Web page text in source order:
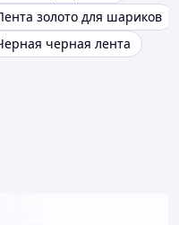
золото для шариков
черная лента